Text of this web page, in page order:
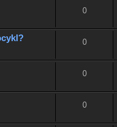
0
0
0
0